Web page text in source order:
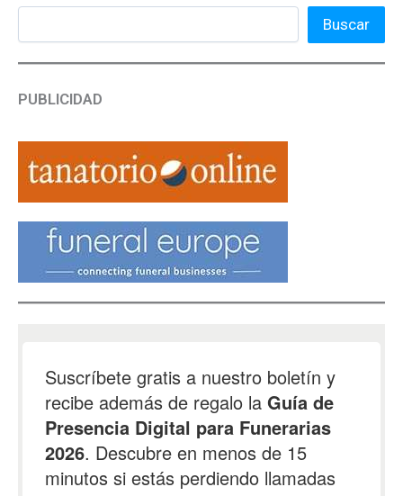
Buscar
PUBLICIDAD